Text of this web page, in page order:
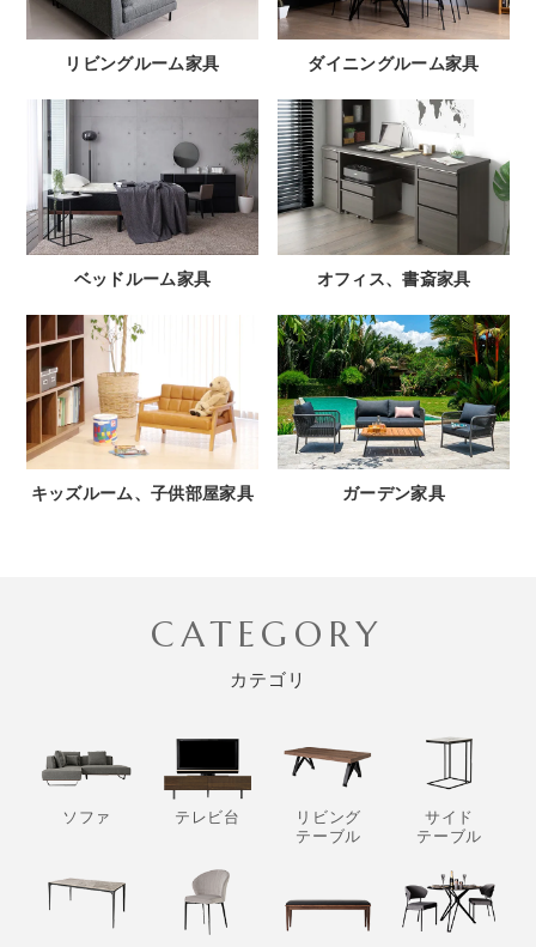
リビングルーム家具 ダイニングルーム家具
ベッドルーム家具 オフィス、書斎家具
キッズルーム、子供部屋家具 ガーデン家具
CATEGORY
カテゴリ
ソファ テレビ台
リビング
テーブル
サイド
テーブル